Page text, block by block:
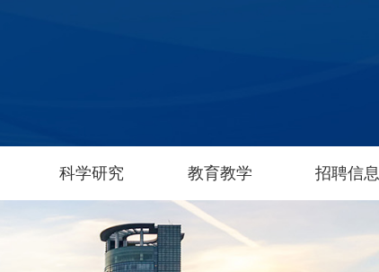
科学研究 教育教学 招聘信息